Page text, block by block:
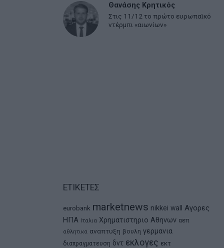
Θανάσης Κρητικός
Στις 11/12 το πρώτο ευρωπαϊκό
ντέρμπι «αιωνίων»
ΕΤΙΚΕΤΕΣ
eurobank marketnews nikkei wall
Αγορες
ΗΠΑ Ιταλια Χρηματιστηριο Αθηνων αεπ
αθλητικα αναπτυξη βουλη γερμανια
διαπραγματευση δντ εκλογες εκτ